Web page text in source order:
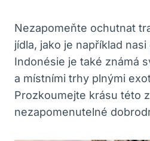
Nezapomeňte ochutnat
jídla, jako je například
Indonésie je také známá
a místními trhy plnými
Prozkoumejte krásu této
nezapomenutelné